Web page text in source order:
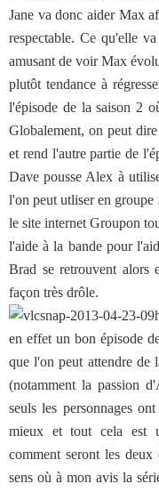
Jane va donc aider Max
respectable. Ce qu'elle
amusant de voir Max
plutôt tendance à
l'épisode de la saison 2
Globalement, on peut
et rend l'autre partie de
Dave pousse Alex à
l'on peut utliser en
le site internet Groupon
l'aide à la bande pour
Brad se retrouvent alors
façon très drôle.
en effet un bon épisode
que l'on peut attendre de
(notamment la passion
seuls les personnages
mieux et tout cela est
comment seront les
sens où à mon avis la